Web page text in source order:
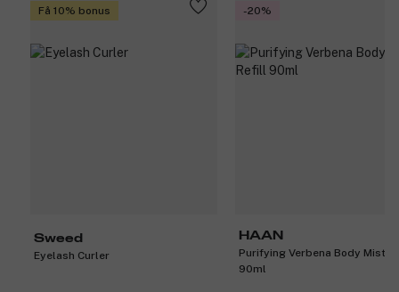
Få 10% bonus
Sweed
Eyelash Curler
-20%
HAAN
Purifying Verbena Body Mist
90ml